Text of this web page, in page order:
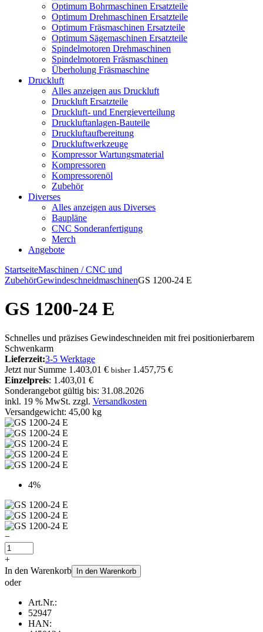
Optimum Bohrmaschinen Ersatzteile
Optimum Drehmaschinen Ersatzteile
Optimum Fräsmaschinen Ersatzteile
Optimum Sägemaschinen Ersatzteile
Spindelmotoren Drehmaschinen
Spindelmotoren Fräsmaschinen
Überholung Fräsmaschine
Druckluft
Alles anzeigen aus Druckluft
Druckluft Ersatzteile
Druckluft- und Energieverteilung
Druckluftanlagen-Bauteile
Druckluftaufbereitung
Druckluftwerkzeuge
Kompressor Wartungsmaterial
Kompressoren
Kompressorenöl
Zubehör
Diverses
Alles anzeigen aus Diverses
Baupläne
CNC Sonderanfertigung
Merch
Angebote
StartseiteMaschinen / CNC und
ZubehörGewindeschneidmaschinenGS 1200-24 E
GS 1200-24 E
Schnelles und präzises Gewindeschneiden mit frei positionierbarem
Schwenkarm
Lieferzeit:3-5 Werktage
Jetzt nur Summe 1.403,01 € bisher1.457,75 €
Einzelpreis: 1.403,01 €
Sonderangebot gültig bis: 31.08.2026
inkl. 19 % MwSt. zzgl. Versandkosten
Versandgewicht: 45,00 kg
4%
−
+
In den Warenkorb
In den Warenkorb
oder
Art.Nr.:
52947
HAN: